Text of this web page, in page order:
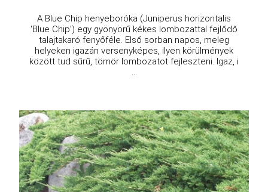
A Blue Chip henyeboróka (Juniperus horizontalis
'Blue Chip') egy gyönyörű kékes lombozattal fejlődő
talajtakaró fenyőféle. Első sorban napos, meleg
helyeken igazán versenyképes, ilyen körülmények
között tud sűrű, tömör lombozatot fejleszteni. Igaz, i
...